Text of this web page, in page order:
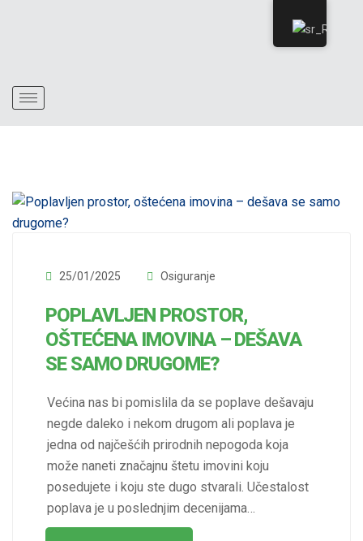
25/01/2025 Osiguranje
POPLAVLJEN PROSTOR,
OŠTEĆENA IMOVINA – DEŠAVA
SE SAMO DRUGOME?
Većina nas bi pomislila da se poplave dešavaju
negde daleko i nekom drugom ali poplava je
jedna od najčešćih prirodnih nepogoda koja
može naneti značajnu štetu imovini koju
posedujete i koju ste dugo stvarali. Učestalost
poplava je u poslednjim decenijama…